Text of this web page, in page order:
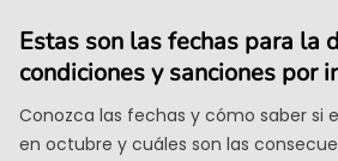
Estas son las fechas para la
condiciones y sanciones por
Conozca las fechas y cómo saber si
en octubre y cuáles son las